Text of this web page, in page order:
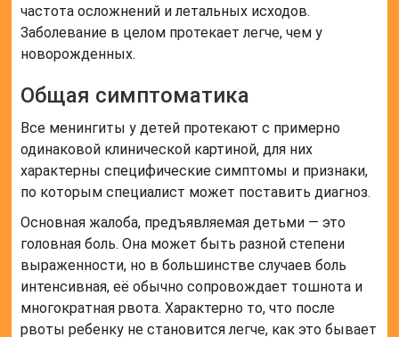
частота осложнений и летальных исходов.
Заболевание в целом протекает легче, чем у
новорожденных.
Общая симптоматика
Все менингиты у детей протекают с примерно
одинаковой клинической картиной, для них
характерны специфические симптомы и признаки,
по которым специалист может поставить диагноз.
Основная жалоба, предъявляемая детьми — это
головная боль. Она может быть разной степени
выраженности, но в большинстве случаев боль
интенсивная, её обычно сопровождает тошнота и
многократная рвота. Характерно то, что после
рвоты ребенку не становится легче, как это бывает